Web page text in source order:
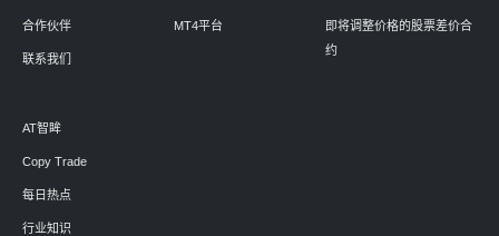
合作伙伴
联系我们
MT4平台
即将调整价格的股票差价合
约
AT智眸
Copy Trade
每日热点
行业知识